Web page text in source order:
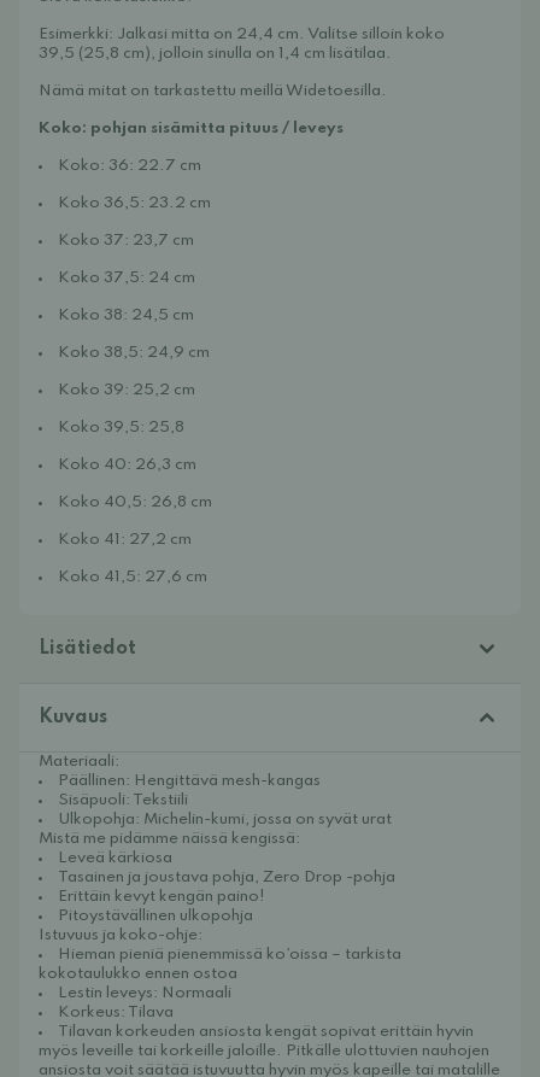
Esimerkki: Jalkasi mitta on 24,4 cm. Valitse silloin koko
39,5 (25,8 cm), jolloin sinulla on 1,4 cm lisätilaa.
Nämä mitat on tarkastettu meillä Widetoesilla.
Koko: pohjan sisämitta pituus / leveys
Koko: 36: 22.7 cm
Koko 36,5: 23.2 cm
Koko 37: 23,7 cm
Koko 37,5: 24 cm
Koko 38: 24,5 cm
Koko 38,5: 24,9 cm
Koko 39: 25,2 cm
Koko 39,5: 25,8
Koko 40: 26,3 cm
Koko 40,5: 26,8 cm
Koko 41: 27,2 cm
Koko 41,5: 27,6 cm
Lisätiedot
Kuvaus
Materiaali:
Päällinen: Hengittävä mesh-kangas
Sisäpuoli: Tekstiili
Ulkopohja: Michelin-kumi, jossa on syvät urat
Mistä me pidämme näissä kengissä:
Leveä kärkiosa
Tasainen ja joustava pohja, Zero Drop -pohja
Erittäin kevyt kengän paino!
Pitoystävällinen ulkopohja
Istuvuus ja koko-ohje:
Hieman pieniä pienemmissä ko’oissa – tarkista
kokotaulukko ennen ostoa
Lestin leveys: Normaali
Korkeus: Tilava
Tilavan korkeuden ansiosta kengät sopivat erittäin hyvin
myös leveille tai korkeille jaloille. Pitkälle ulottuvien nauhojen
ansiosta voit säätää istuvuutta hyvin myös kapeille tai matalille